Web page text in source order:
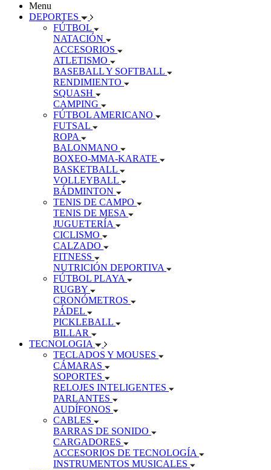
Menu
DEPORTES
FÚTBOL
NATACIÓN
ACCESORIOS
ATLETISMO
BASEBALL Y SOFTBALL
RENDIMIENTO
SQUASH
CAMPING
FÚTBOL AMERICANO
FUTSAL
ROPA
BALONMANO
BOXEO-MMA-KARATE
BASKETBALL
VOLLEYBALL
BÁDMINTON
TENIS DE CAMPO
TENIS DE MESA
JUGUETERÍA
CICLISMO
CALZADO
FITNESS
NUTRICIÓN DEPORTIVA
FÚTBOL PLAYA
RUGBY
CRONÓMETROS
PÁDEL
PICKLEBALL
BILLAR
TECNOLOGIA
TECLADOS Y MOUSES
CÁMARAS
SOPORTES
RELOJES INTELIGENTES
PARLANTES
AUDÍFONOS
CABLES
BARRAS DE SONIDO
CARGADORES
ACCESORIOS DE TECNOLOGÍA
INSTRUMENTOS MUSICALES